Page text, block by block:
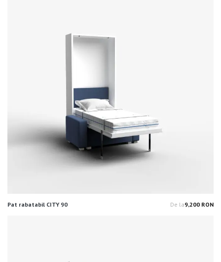
Pat rabatabil CITY 90 De la9,200 RON